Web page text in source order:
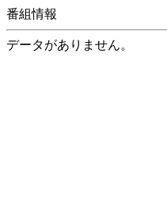
番組情報
データがありません。